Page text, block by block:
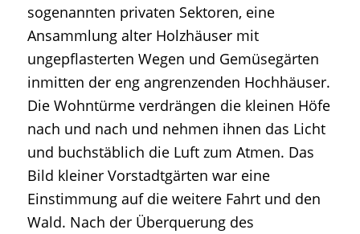
sogenannten privaten Sektoren, eine
Ansammlung alter Holzhäuser mit
ungepflasterten Wegen und Gemüsegärten
inmitten der eng angrenzenden Hochhäuser.
Die Wohntürme verdrängen die kleinen Höfe
nach und nach und nehmen ihnen das Licht
und buchstäblich die Luft zum Atmen. Das
Bild kleiner Vorstadtgärten war eine
Einstimmung auf die weitere Fahrt und den
Wald. Nach der Überquerung des